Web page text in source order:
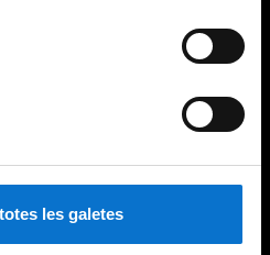
les galetes